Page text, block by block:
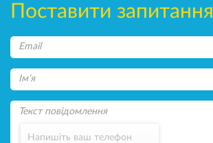
Поставити запитання
Напишіть ваш телефон